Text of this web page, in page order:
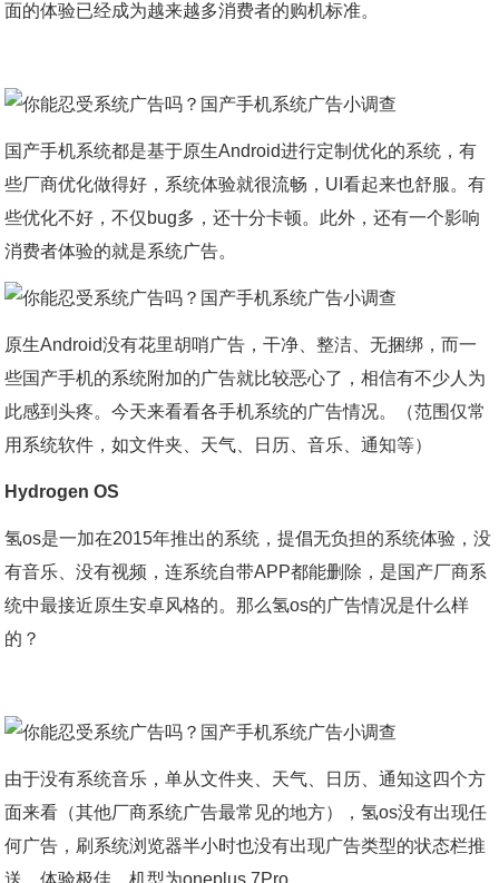
面的体验已经成为越来越多消费者的购机标准。
国产手机系统都是基于原生Android进行定制优化的系统，有
些厂商优化做得好，系统体验就很流畅，UI看起来也舒服。有
些优化不好，不仅bug多，还十分卡顿。此外，还有一个影响
消费者体验的就是系统广告。
原生Android没有花里胡哨广告，干净、整洁、无捆绑，而一
些国产手机的系统附加的广告就比较恶心了，相信有不少人为
此感到头疼。今天来看看各手机系统的广告情况。（范围仅常
用系统软件，如文件夹、天气、日历、音乐、通知等）
Hydrogen OS
氢os是一加在2015年推出的系统，提倡无负担的系统体验，没
有音乐、没有视频，连系统自带APP都能删除，是国产厂商系
统中最接近原生安卓风格的。那么氢os的广告情况是什么样
的？
由于没有系统音乐，单从文件夹、天气、日历、通知这四个方
面来看（其他厂商系统广告最常见的地方），氢os没有出现任
何广告，刷系统浏览器半小时也没有出现广告类型的状态栏推
送，体验极佳，机型为oneplus 7Pro。